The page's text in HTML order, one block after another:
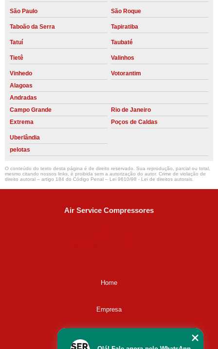
São Paulo São Roque
Taboão da Serra Tapiratiba
Tatuí Taubaté
Tietê Valinhos
Vinhedo
Votorantim
Alagoas
Andradas
Campo Grande
Rio de Janeiro
Extrema
Poços de Caldas
Uberlândia
pelotas
O conteúdo do texto desta página é de direito reservado. Sua reprodução, parcial ou total,
mesmo citando nossos links, é proibida sem a autorização do autor. Crime de violação de
direito autoral – artigo 184 do Código Penal – Lei 9610/98 - Lei de direitos autorais.
Air Service Compressores
Home
Empresa